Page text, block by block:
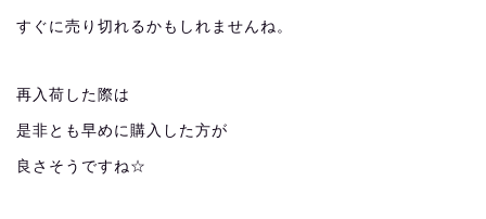
すぐに売り切れるかもしれませんね。
再入荷した際は
是非とも早めに購入した方が
良さそうですね☆